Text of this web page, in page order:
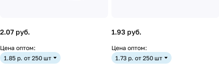
2.07 руб.
Цена оптом:
1.85 р. от 250 шт
1.93 руб.
Цена оптом:
1.73 р. от 250 шт